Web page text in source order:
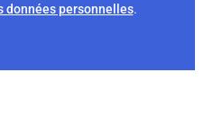
données personnelles.